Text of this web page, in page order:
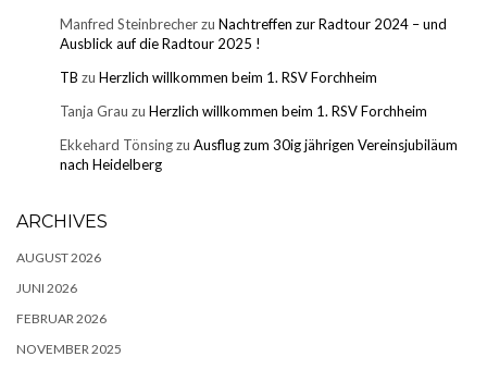
Manfred Steinbrecherzu Nachtreffen zur Radtour 2024 – und
Ausblick auf die Radtour 2025 !
TB zu Herzlich willkommen beim 1. RSV Forchheim
Tanja Grau zu Herzlich willkommen beim 1. RSV Forchheim
Ekkehard Tönsingzu Ausflug zum 30ig jährigen Vereinsjubiläum
nach Heidelberg
ARCHIVES
AUGUST 2026
JUNI 2026
FEBRUAR 2026
NOVEMBER 2025